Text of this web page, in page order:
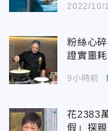
2022/10/
粉絲心
證實噩耗
9小時前
花2383
假」探